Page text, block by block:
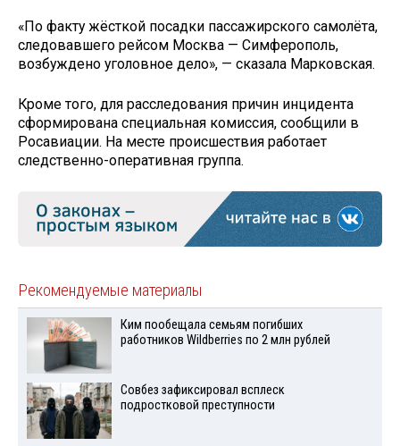
«По факту жёсткой посадки пассажирского самолёта,
следовавшего рейсом Москва — Симферополь,
возбуждено уголовное дело», — сказала Марковская.
Кроме того, для расследования причин инцидента
сформирована специальная комиссия, сообщили в
Росавиации. На месте происшествия работает
следственно-оперативная группа.
Рекомендуемые материалы
Ким пообещала семьям погибших
работников Wildberries по 2 млн рублей
Совбез зафиксировал всплеск
подростковой преступности